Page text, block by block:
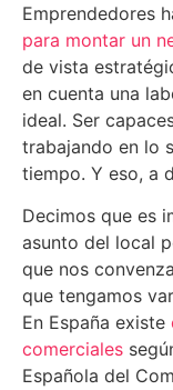
Emprendedores
para montar un
de vista
en cuenta una
ideal. Ser
trabajando en lo
tiempo. Y eso, a
Decimos que es
asunto del local
que nos
que tengamos
En España existe
comerciales
Española del